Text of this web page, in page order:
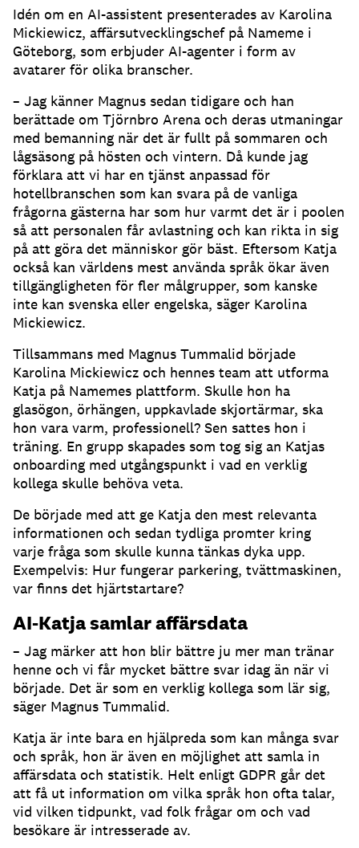
Idén om en AI-assistent presenterades av Karolina
Mickiewicz, affärsutvecklingschef på Nameme i
Göteborg, som erbjuder AI-agenter i form av
avatarer för olika branscher.
– Jag känner Magnus sedan tidigare och han
berättade om Tjörnbro Arena och deras utmaningar
med bemanning när det är fullt på sommaren och
lågsäsong på hösten och vintern. Då kunde jag
förklara att vi har en tjänst anpassad för
hotellbranschen som kan svara på de vanliga
frågorna gästerna har som hur varmt det är i poolen
så att personalen får avlastning och kan rikta in sig
på att göra det människor gör bäst. Eftersom Katja
också kan världens mest använda språk ökar även
tillgängligheten för fler målgrupper, som kanske
inte kan svenska eller engelska, säger Karolina
Mickiewicz.
Tillsammans med Magnus Tummalid började
Karolina Mickiewicz och hennes team att utforma
Katja på Namemes plattform. Skulle hon ha
glasögon, örhängen, uppkavlade skjortärmar, ska
hon vara varm, professionell? Sen sattes hon i
träning. En grupp skapades som tog sig an Katjas
onboarding med utgångspunkt i vad en verklig
kollega skulle behöva veta.
De började med att ge Katja den mest relevanta
informationen och sedan tydliga promter kring
varje fråga som skulle kunna tänkas dyka upp.
Exempelvis: Hur fungerar parkering, tvättmaskinen,
var finns det hjärtstartare?
AI-Katja samlar affärsdata
– Jag märker att hon blir bättre ju mer man tränar
henne och vi får mycket bättre svar idag än när vi
började. Det är som en verklig kollega som lär sig,
säger Magnus Tummalid.
Katja är inte bara en hjälpreda som kan många svar
och språk, hon är även en möjlighet att samla in
affärsdata och statistik. Helt enligt GDPR går det
att få ut information om vilka språk hon ofta talar,
vid vilken tidpunkt, vad folk frågar om och vad
besökare är intresserade av.